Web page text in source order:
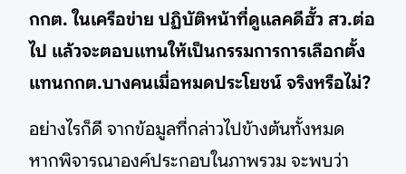
กกต. ในเครือข่าย ปฏิบัติหน้าที่ดูแลคดีฮั้ว สว.ต่อ
ไป แล้วจะตอบแทนให้เป็นกรรมการการเลือกตั้ง
แทนกกต.บางคนเมื่อหมดประโยชน์ จริงหรือไม่?
อย่างไรก็ดี จากข้อมูลที่กล่าวไปข้างต้นทั้งหมด
หากพิจารณาองค์ประกอบในภาพรวม จะพบว่า